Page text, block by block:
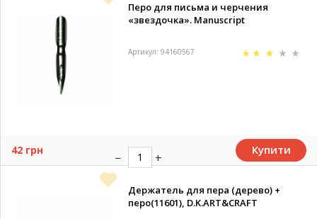
Перо для письма и черчения
«звездочка». Manuscript
Артикул: 94160567
42 грн Купити
Держатель для пера (дерево) +
перо(11601), D.K.ART&CRAFT